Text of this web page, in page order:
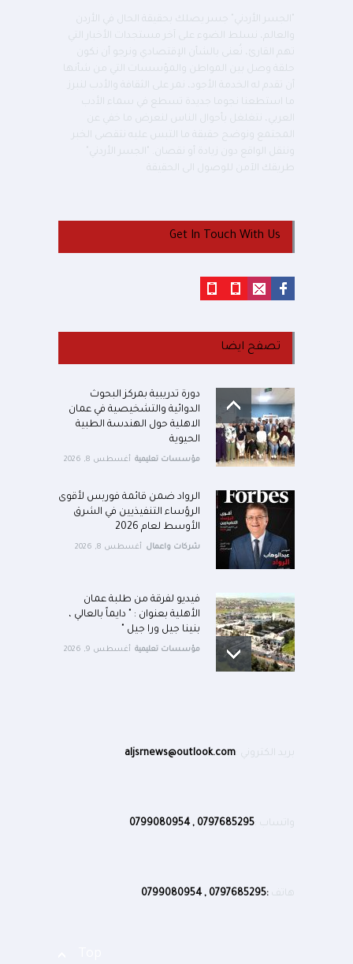
"الجسر الأردني" جسر يصلك بحقيقة الحال في الأردن
والعالم، نسلط الضوء على آخر مستجدات الأخبار التي
تهم القارئ، نُعنى بالشأن الإقتصادي ونرجو أن نكون
حلقة وصل بين المواطن والمؤسسات التي من شأنها
أن تقدم له الخدمة الأجود، نمر على الثقافة والأدب لنبرز
ما استطعنا نجوما جديدة تسطع في سماء الأدب
العربي، نتغلغل بأحوال الناس لنعرض ما خفي عن
المجتمع ونوضح حقيقة ما التبس عليه نتقصى الخبر
وننقل الواقع دون زيادة أو نقصان. "الجسر الأردني"
طريقك الآمن للوصول الى الحقيقة
Get In Touch With Us
تصفح ايضا
دورة تدريبية بمركز البحوث
الدوائية والتشخيصية في عمان
الاهلية حول الهندسة الطبية
الحيوية
مؤسسات تعليمية أغسطس 8, 2026
الرواد ضمن قائمة فوربس لأقوى
الرؤساء التنفيذيين في الشرق
الأوسط لعام 2026
شركات واعمال أغسطس 8, 2026
فيديو لفرقة من طلبة عمان
الأهلية بعنوان : " دايماً بالعالي ،
بنينا جيل ورا جيل "
مؤسسات تعليمية أغسطس 9, 2026
بريد الكتروني : aljsrnews@outlook.com
واتساب : 0797685295 , 0799080954
هاتف :0797685295 , 0799080954